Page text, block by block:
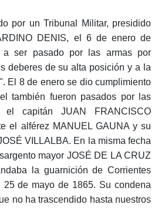
por un Tribunal Militar, presidido
DENIS, el 6 de enero de
a ser pasado por las armas por
deberes de su alta posición y a la
El 8 de enero se dio cumplimiento
también fueron pasados por las
el capitán JUAN FRANCISCO
el alférez MANUEL GAUNA y su
VILLALBA. En la misma fecha
mayor JOSÉ DE LA CRUZ
la guarnición de Corrientes
de mayo de 1865. Su condena
no ha trascendido hasta nuestros